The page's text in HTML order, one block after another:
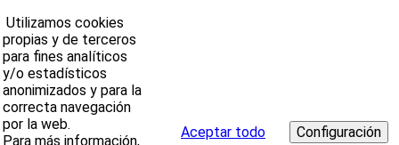
Utilizamos cookies
propias y de terceros
para fines analíticos
y/o estadísticos
anonimizados y para la
correcta navegación
por la web.
Para más información,
Aceptar todo